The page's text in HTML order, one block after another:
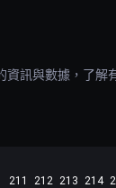
資訊與數據，了解
211 212 213 214